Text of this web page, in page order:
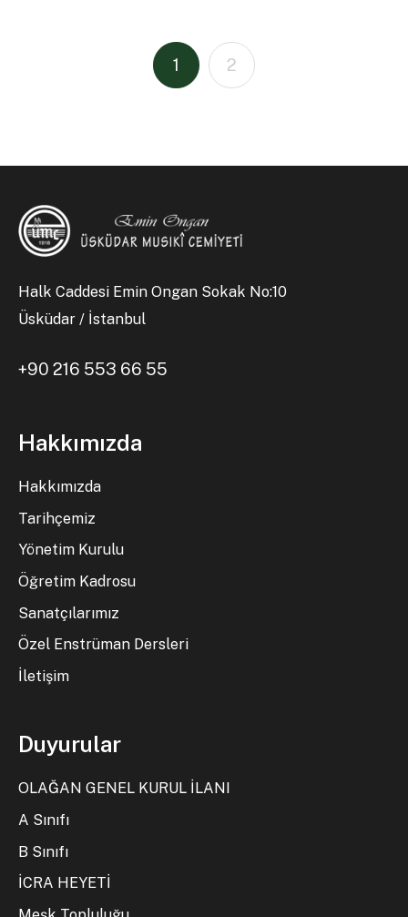
1 2
Halk Caddesi Emin Ongan Sokak No:10
Üsküdar / İstanbul
+90 216 553 66 55
Hakkımızda
Hakkımızda
Tarihçemiz
Yönetim Kurulu
Öğretim Kadrosu
Sanatçılarımız
Özel Enstrüman Dersleri
İletişim
Duyurular
OLAĞAN GENEL KURUL İLANI
A Sınıfı
B Sınıfı
İCRA HEYETİ